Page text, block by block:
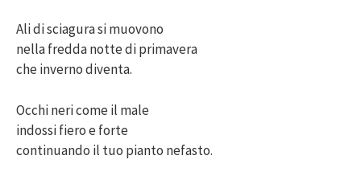
Ali di sciagura si muovono
nella fredda notte di primavera
che inverno diventa.
Occhi neri come il male
indossi fiero e forte
continuando il tuo pianto nefasto.